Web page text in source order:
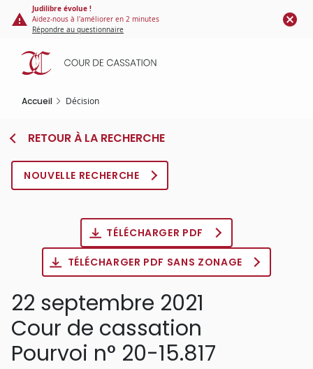
Panneau de gestion des cookies
contenu
principal
Judilibre évolue !
Aidez-nous à l'améliorer en 2 minutes
Répondre au questionnaire
Accueil Décision
RETOUR À LA RECHERCHE
NOUVELLE RECHERCHE
TÉLÉCHARGER PDF
TÉLÉCHARGER PDF SANS ZONAGE
22 septembre 2021
Cour de cassation
Pourvoi n° 20-15.817